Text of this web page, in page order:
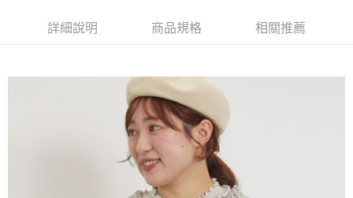
流程，驗證手機門號後，選擇欲分期的期數、繳款截止日，確認付款後即完
消。如遇「轉專審核」未通過狀況，表示未達大哥付你分期系統評分，恕無
1.分期款項不併入電信帳單，「大哥付你分期」於每月結算日後寄送繳費提
2.透過簡訊連結打開帳單後，可選擇「超商條碼／台灣大直營門市／銀行轉
帳／街口支付／iPASS MONEY」等通路繳費。
【關於「AFTEE先享後付」】
１．簡單：不需註冊會員、不需綁卡、不需儲值。
２．便利：只要手機號碼，簡訊認證，即可結帳。
３．安心：先確認商品／服務後，再付款。
【「AFTEE先享後付」結帳流程】
１．於結帳方式選擇「AFTEE先享後付」後，將跳轉至「AFTEE先享後付」
結帳頁面，進行簡訊認證並確認金額後，即可完成結帳。
２．訂單成立數日內，您將收到繳費通知簡訊。
３．收到繳費通知簡訊後14天內，點擊此簡訊中的連結，可透過四大超商／
每筆NT$60，滿NT$388(含以上)免運費
每筆NT$60，滿NT$388(含以上)免運費
詳細說明 商品規格 相關推薦